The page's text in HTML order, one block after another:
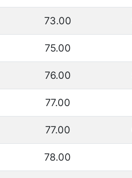
73.00
75.00
76.00
77.00
77.00
78.00